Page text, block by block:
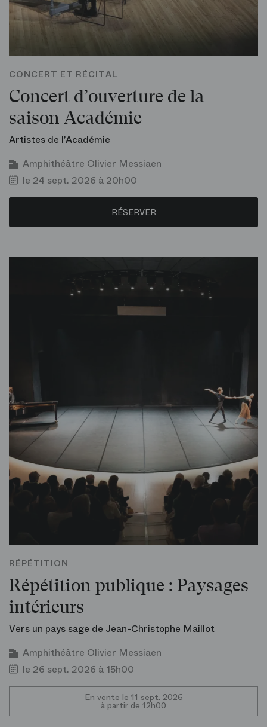
CONCERT ET RÉCITAL
Concert d’ouverture de la
saison Académie
Artistes de l’Académie
Amphithéâtre Olivier Messiaen
le 24 sept. 2026 à 20h00
RÉSERVER
RÉPÉTITION
Répétition publique : Paysages
intérieurs
Vers un pays sage de Jean-Christophe Maillot
Amphithéâtre Olivier Messiaen
le 26 sept. 2026 à 15h00
En vente le 11 sept. 2026
à partir de 12h00